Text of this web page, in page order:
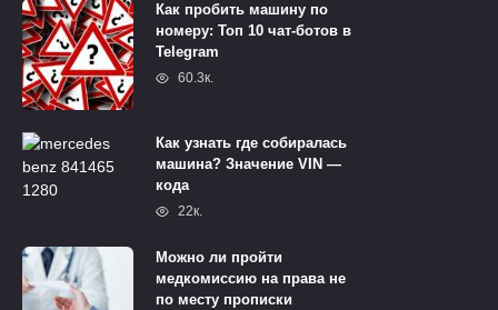
Как пробить машину по
номеру: Топ 10 чат-ботов в
Telegram
60.3к.
Как узнать где собиралась
машина? Значение VIN —
кода
22к.
Можно ли пройти
медкомиссию на права не
по месту прописки